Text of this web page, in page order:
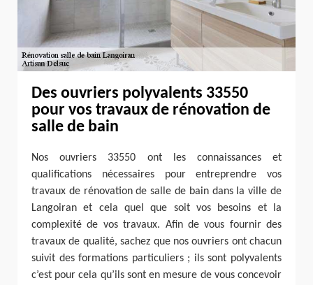
Des ouvriers polyvalents 33550
pour vos travaux de rénovation de
salle de bain
Nos ouvriers 33550 ont les connaissances et
qualifications nécessaires pour entreprendre vos
travaux de rénovation de salle de bain dans la ville de
Langoiran et cela quel que soit vos besoins et la
complexité de vos travaux. Afin de vous fournir des
travaux de qualité, sachez que nos ouvriers ont chacun
suivit des formations particuliers ; ils sont polyvalents
c’est pour cela qu’ils sont en mesure de vous concevoir